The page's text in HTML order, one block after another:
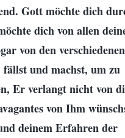
Gott möchte dich
dich von allen
von den verschiedenen
und machst, um zu
Er verlangt nicht von
von Ihm
deinem Erfahren der